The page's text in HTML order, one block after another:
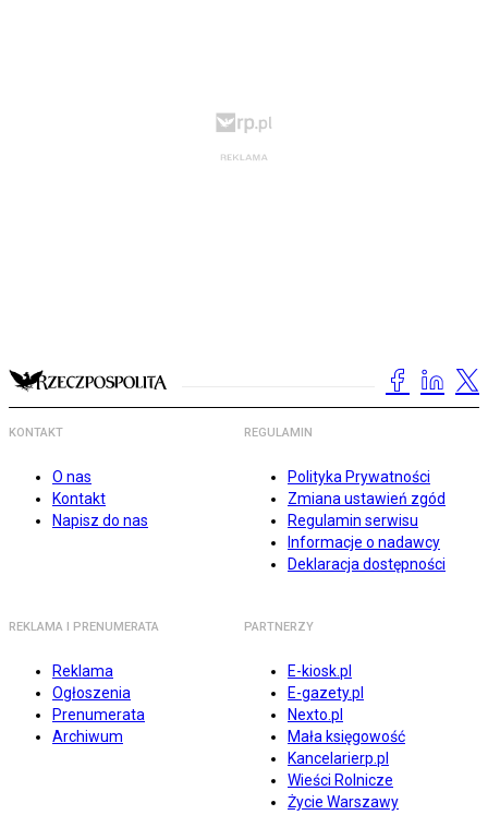
KONTAKT
O nas
Kontakt
Napisz do nas
REGULAMIN
Polityka Prywatności
Zmiana ustawień zgód
Regulamin serwisu
Informacje o nadawcy
Deklaracja dostępności
REKLAMA I PRENUMERATA
Reklama
Ogłoszenia
Prenumerata
Archiwum
PARTNERZY
E-kiosk.pl
E-gazety.pl
Nexto.pl
Mała księgowość
Kancelarierp.pl
Wieści Rolnicze
Życie Warszawy